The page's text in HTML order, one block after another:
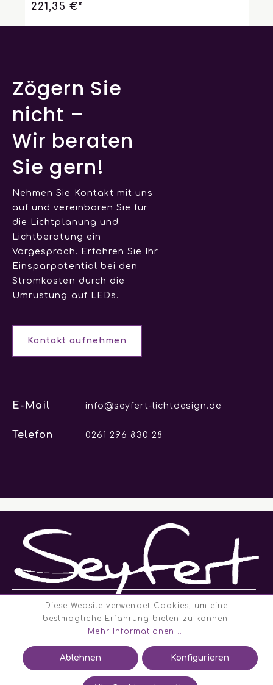
221,35 €*
Zögern Sie
nicht –
Wir beraten
Sie gern!
Nehmen Sie Kontakt mit uns
auf und vereinbaren Sie für
die Lichtplanung und
Lichtberatung ein
Vorgespräch. Erfahren Sie Ihr
Einsparpotential bei den
Stromkosten durch die
Umrüstung auf LEDs.
Kontakt aufnehmen
E-Mail info@seyfert-lichtdesign.de
Telefon 0261 296 830 28
Navigation
Diese Website verwendet Cookies, um eine
bestmögliche Erfahrung bieten zu können.
Mehr Informationen ...
Ablehnen Konfigurieren